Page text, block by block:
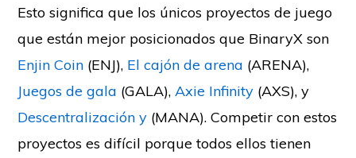
Esto significa que los únicos proyectos de juego
que están mejor posicionados que BinaryX son
Enjin Coin (ENJ), El cajón de arena (ARENA),
Juegos de gala (GALA),Axie Infinity (AXS), y
Descentralización y (MANA). Competir con estos
proyectos es difícil porque todos ellos tienen